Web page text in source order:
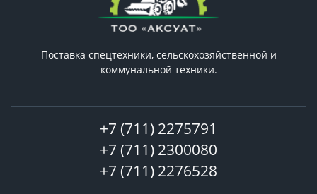
Поставка спецтехники, сельскохозяйственной и
коммунальной техники.
+7 (711) 2275791
+7 (711) 2300080
+7 (711) 2276528